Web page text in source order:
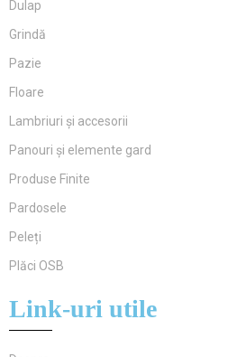
Dulap
Grindă
Pazie
Floare
Lambriuri și accesorii
Panouri și elemente gard
Produse Finite
Pardosele
Peleți
Plăci OSB
Link-uri utile